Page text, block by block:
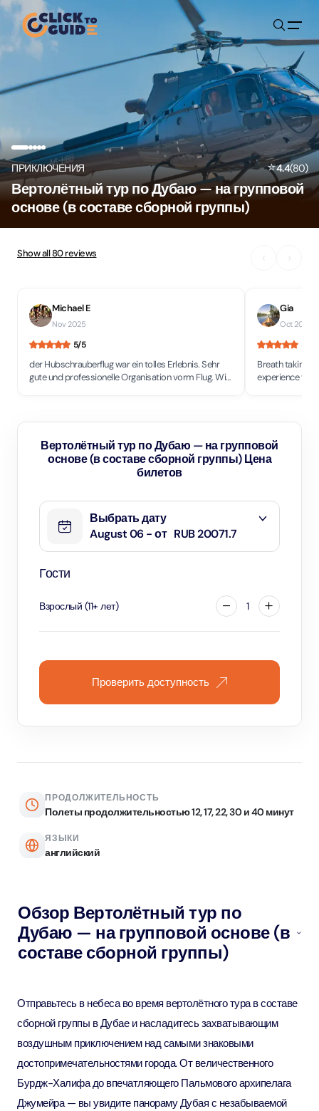
Skip to content
ПРИКЛЮЧЕНИЯ ⭐4.4(80)
Вертолётный тур по Дубаю — на групповой
основе (в составе сборной группы)
Show all80reviews
Michael E
Nov 2025
5/5
der Hubschrauberflug war ein tolles Erlebnis. Sehr
gute und professionelle Organisation vorm Flug. Wir
Gia
Oct 2025
Breath taking
experience
ПРОДОЛЖИТЕЛЬНОСТЬ
Полеты продолжительностью 12, 17, 22, 30 и 40 минут
ЯЗЫКИ
английский
Обзор Вертолётный тур по
Дубаю — на групповой основе (в
составе сборной группы)
Отправьтесь в небеса во время вертолётного тура в составе
сборной группы в Дубае и насладитесь захватывающим
воздушным приключением над самыми знаковыми
достопримечательностями города. От величественного
Бурдж-Халифа до впечатляющего Пальмового архипелага
Джумейра — вы увидите панораму Дубая с незабываемой
Вертолётный тур по Дубаю — на групповой
основе (в составе сборной группы) Цена
билетов
Выбрать дату
August 06 - от RUB 20071.7
Гости
Взрослый (11+ лет) 1
Проверить доступность